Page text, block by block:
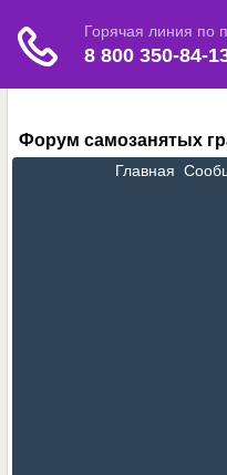
Форум самозанятых
Главная